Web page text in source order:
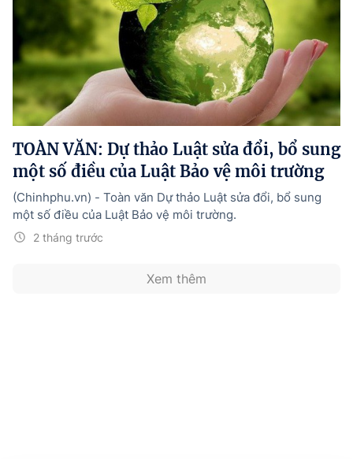
Người dân góp ý
Doanh nghiệp hiến kế
Chính sách và cuộc sống
Hướng dẫn thực hiện chính sách
Phát triển kinh tế tư nhân và doanh nghiệp dân tộc
Ocop và chuỗi giá trị Nông sản
Kinh tế tư nhân
Doanh nghiệp dân tộc
TOÀN VĂN: Dự thảo Luật sửa đổi, bổ sung
một số điều của Luật Bảo vệ môi trường
2 tháng trước
(Chinhphu.vn) - Toàn văn Dự thảo Luật sửa đổi, bổ sung
một số điều của Luật Bảo vệ môi trường.
Xem thêm